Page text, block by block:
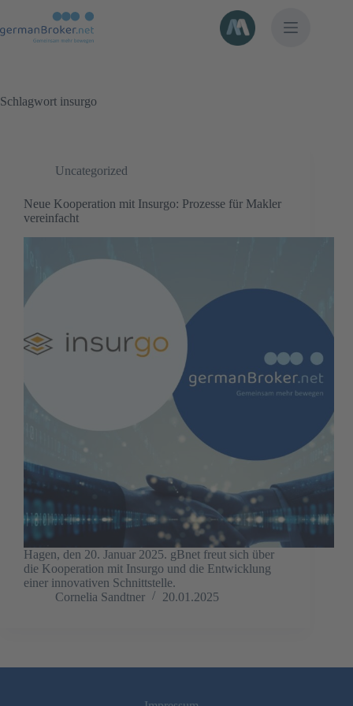
springen
Schlagwort insurgo
Uncategorized
Neue Kooperation mit Insurgo: Prozesse für Makler
vereinfacht
Hagen, den 20. Januar 2025. gBnet freut sich über
die Kooperation mit Insurgo und die Entwicklung
einer innovativen Schnittstelle.
Cornelia Sandtner
20.01.2025